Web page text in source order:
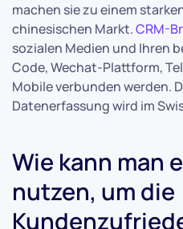
machen sie zu einem
chinesischen Markt.CRM-
sozialen Medien und Ihren
Code, Wechat-Plattform,
Mobile verbunden werden.
Datenerfassung wird im
Wie kann man
nutzen, um die